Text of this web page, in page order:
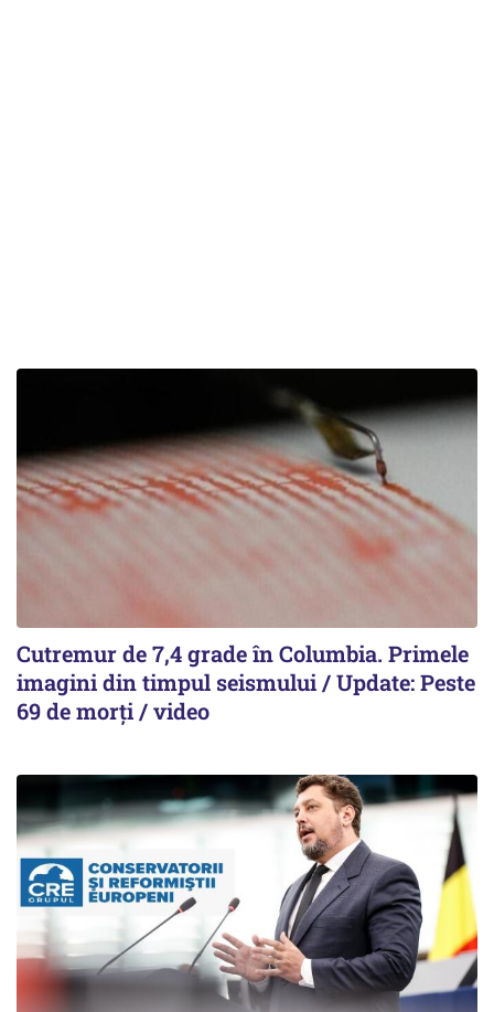
Cutremur de 7,4 grade în Columbia. Primele
imagini din timpul seismului / Update: Peste
69 de morți / video